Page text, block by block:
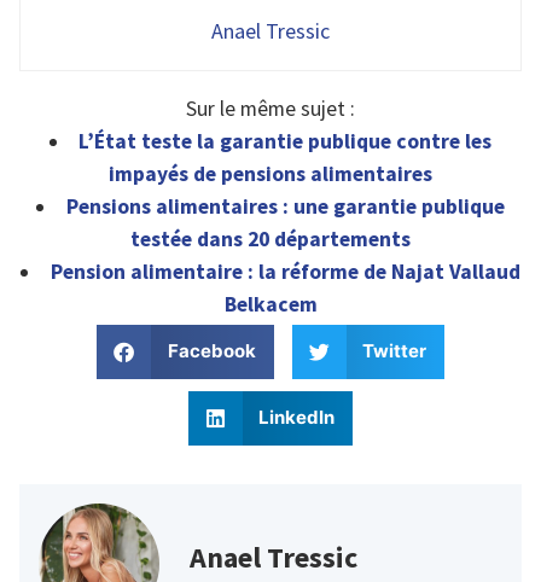
Anael Tressic
Sur le même sujet :
L’État teste la garantie publique contre les
impayés de pensions alimentaires
Pensions alimentaires : une garantie publique
testée dans 20 départements
Pension alimentaire : la réforme de Najat Vallaud
Belkacem
Facebook Twitter
LinkedIn
Anael Tressic